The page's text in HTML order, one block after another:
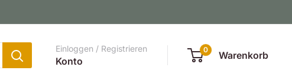
Einloggen / Registrieren
Konto
0 Warenkorb